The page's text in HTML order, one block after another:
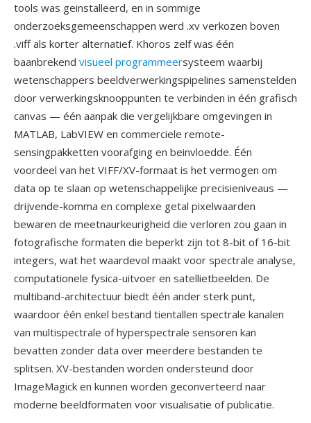
tools was geinstalleerd, en in sommige
onderzoeksgemeenschappen werd .xv verkozen boven
.viff als korter alternatief. Khoros zelf was één
baanbrekend visueel programmeersysteem waarbij
wetenschappers beeldverwerkingspipelines samenstelden
door verwerkingsknooppunten te verbinden in één grafisch
canvas — één aanpak die vergelijkbare omgevingen in
MATLAB, LabVIEW en commerciele remote-
sensingpakketten voorafging en beinvloedde. Één
voordeel van het VIFF/XV-formaat is het vermogen om
data op te slaan op wetenschappelijke precisieniveaus —
drijvende-komma en complexe getal pixelwaarden
bewaren de meetnaurkeurigheid die verloren zou gaan in
fotografische formaten die beperkt zijn tot 8-bit of 16-bit
integers, wat het waardevol maakt voor spectrale analyse,
computationele fysica-uitvoer en satellietbeelden. De
multiband-architectuur biedt één ander sterk punt,
waardoor één enkel bestand tientallen spectrale kanalen
van multispectrale of hyperspectrale sensoren kan
bevatten zonder data over meerdere bestanden te
splitsen. XV-bestanden worden ondersteund door
ImageMagick en kunnen worden geconverteerd naar
moderne beeldformaten voor visualisatie of publicatie.